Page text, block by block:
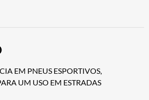
EM PNEUS ESPORTIVOS,
UM USO EM ESTRADAS